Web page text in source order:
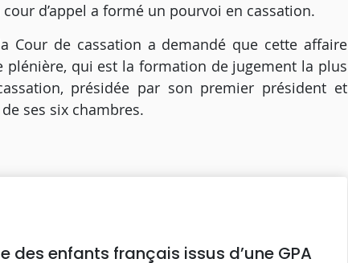
d’appel a formé un pourvoi en cassation.
Cour de cassation a demandé que cette affaire
plénière, qui est la formation de jugement la plus
présidée par son premier président et
ses six chambres.
des enfants français issus d’une GPA